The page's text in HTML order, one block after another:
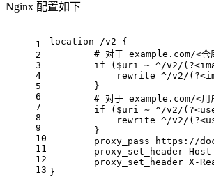
Nginx 配置如下
1
2
3
4
5
6
7
8
9
10
11
12
13
location /v2 {
# 对于 example.com/<
if ( $uri ~ ^/v2/
rewrite ^/v2/
        }
# 对于 example.com/<
if ( $uri ~ ^/v2/
rewrite ^/v2/
        }
proxy_pass https://
proxy_set_header
proxy_set_header X-
}